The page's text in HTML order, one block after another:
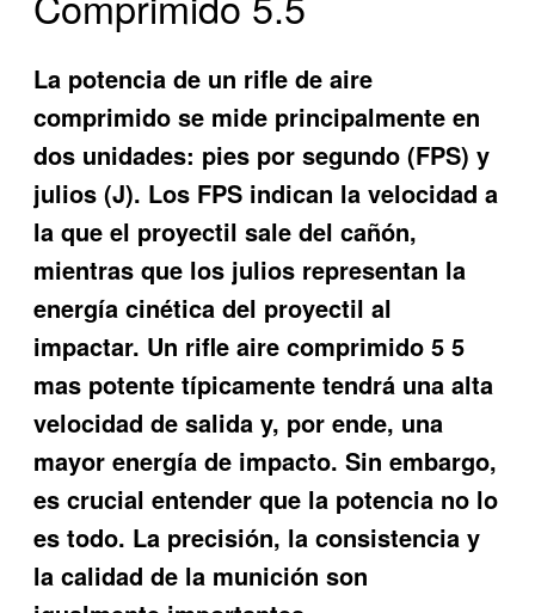
La potencia de un rifle de aire
comprimido se mide principalmente en
dos unidades: pies por segundo (FPS) y
julios (J). Los FPS indican la velocidad a
la que el proyectil sale del cañón,
mientras que los julios representan la
energía cinética del proyectil al
impactar. Un rifle aire comprimido 5 5
mas potente típicamente tendrá una alta
velocidad de salida y, por ende, una
mayor energía de impacto. Sin embargo,
es crucial entender que la potencia no lo
es todo. La precisión, la consistencia y
la calidad de la munición son